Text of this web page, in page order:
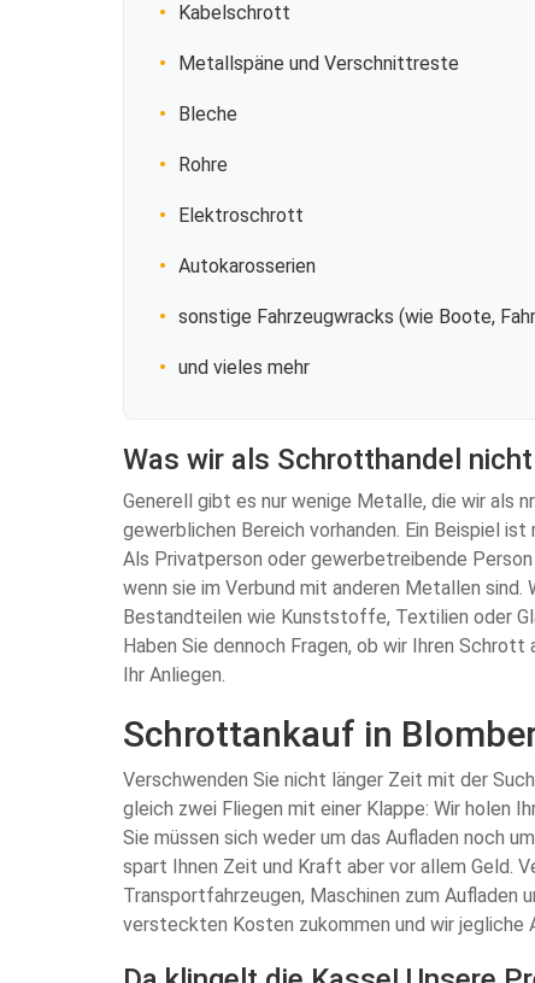
Kabelschrott
Metallspäne und Verschnittreste
Bleche
Rohre
Elektroschrott
Autokarosserien
sonstige Fahrzeugwracks (wie Boote,
und vieles mehr
Was wir als Schrotthandel
Generell gibt es nur wenige Metalle, die wir als
gewerblichen Bereich vorhanden. Ein Beispiel
Als Privatperson oder gewerbetreibende
wenn sie im Verbund mit anderen Metallen
Bestandteilen wie Kunststoffe, Textilien oder
Haben Sie dennoch Fragen, ob wir Ihren
Ihr Anliegen.
Schrottankauf in
Verschwenden Sie nicht länger Zeit mit der
gleich zwei Fliegen mit einer Klappe: Wir holen
Sie müssen sich weder um das Aufladen noch
spart Ihnen Zeit und Kraft aber vor allem Geld.
Transportfahrzeugen, Maschinen zum Aufladen
versteckten Kosten zukommen und wir jegliche